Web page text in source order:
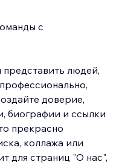
с
представить людей,
доверие,
биографии и ссылки
прекрасно
коллажа или
для страниц "О нас",